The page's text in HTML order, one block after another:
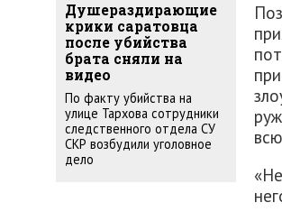
Душераздирающие
крики саратовца
после убийства
брата сняли на
видео
По факту убийства на
улице Тархова сотрудники
следственного отдела СУ
СКР возбудили уголовное
дело